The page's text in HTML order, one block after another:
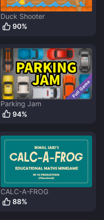
Duck Shooter
90%
Parking Jam
94%
CALC-A-FROG
88%